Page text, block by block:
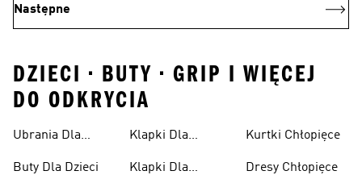
Następne
DZIECI • BUTY • GRIP I WIĘCEJ
DO ODKRYCIA
Ubrania Dla
Buty Dla Dzieci
Klapki Dla
Klapki Dla
Kurtki Chłopięce
Dresy Chłopięce